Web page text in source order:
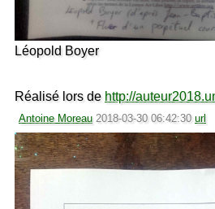
Léopold Boyer
Réalisé lors de http://
Antoine Moreau 2018-03-30 06:42:30 url